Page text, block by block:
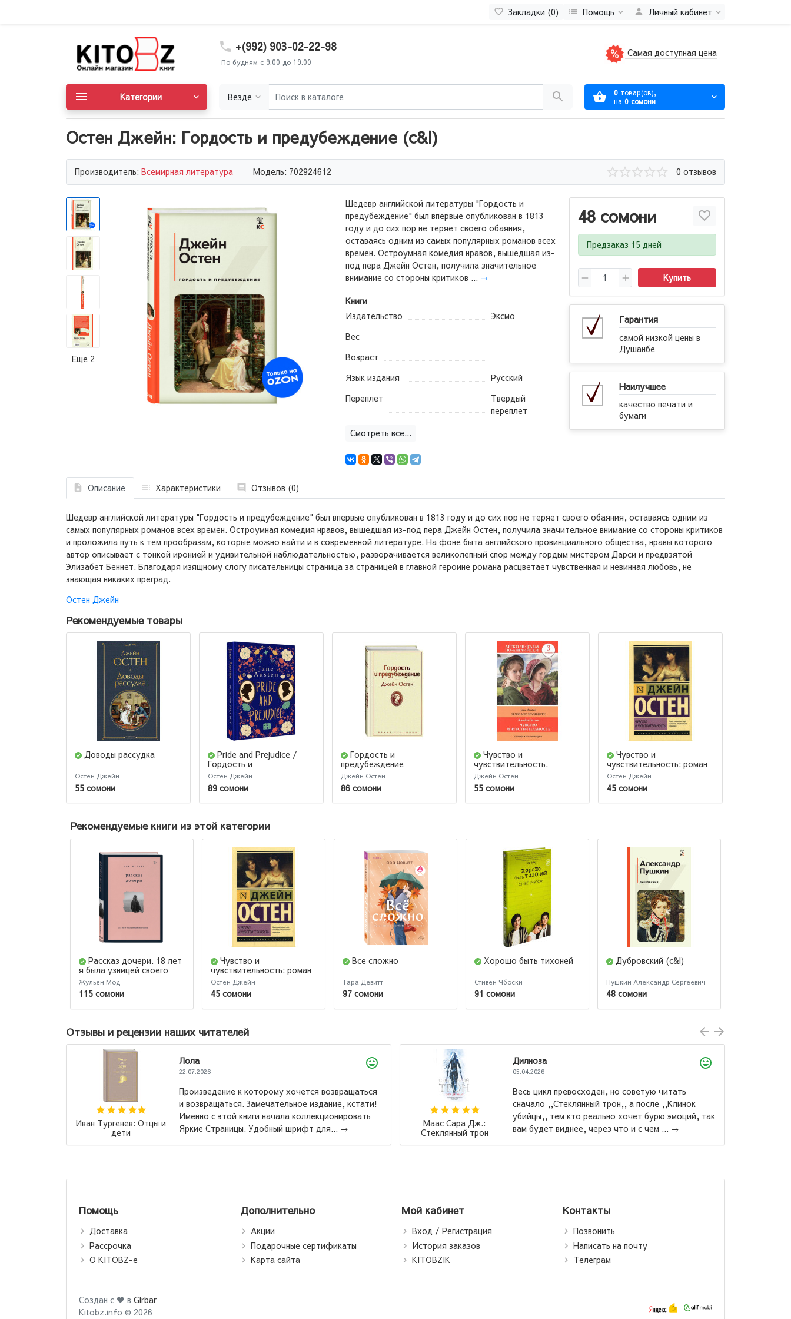
Закладки (0) Помощь Личный кабинет
+(992) 903-02-22-98
По будням с 9:00 до 19:00
Самая доступная цена
Везде 0 товар(ов),
на 0 сомони
Категории
Остен Джейн: Гордость и предубеждение (c&l)
Производитель: Всемирная литература Модель: 702924612 0 отзывов
Еще 2
48 сомони
Предзаказ 15 дней
Купить
Гарантия
самой низкой цены в
Душанбе
Наилучшее
качество печати и
бумаги
Шедевр английской литературы "Гордость и
предубеждение" был впервые опубликован в 1813
году и до сих пор не теряет своего обаяния,
оставаясь одним из самых популярных романов всех
времен. Остроумная комедия нравов, вышедшая из-
под пера Джейн Остен, получила значительное
внимание со стороны критиков ... →
Книги
Издательство
Эксмо
Вес
Возраст
Язык издания
Русский
Переплет
Твердый
переплет
Смотреть все...
Описание Характеристики Отзывов (0)
Шедевр английской литературы "Гордость и предубеждение" был впервые опубликован в 1813 году и до сих пор не теряет своего обаяния, оставаясь одним из
самых популярных романов всех времен. Остроумная комедия нравов, вышедшая из-под пера Джейн Остен, получила значительное внимание со стороны критиков
и проложила путь к тем прообразам, которые можно найти и в современной литературе. На фоне быта английского провинциального общества, нравы которого
автор описывает с тонкой иронией и удивительной наблюдательностью, разворачивается великолепный спор между гордым мистером Дарси и предвзятой
Элизабет Беннет. Благодаря изящному слогу писательницы страница за страницей в главной героине романа расцветает чувственная и невинная любовь, не
знающая никаких преград.
Остен Джейн
Рекомендуемые товары
Доводы рассудка
Остен Джейн
55 сомони
Pride and Prejudice /
Гордость и
предубеждение
Остен Джейн
89 сомони
Гордость и
предубеждение
(Подарочное издание)
Джейн Остен
86 сомони
Чувство и
чувствительность.
Уровень 3
Джейн Остен
55 сомони
Чувство и
чувствительность: роман
(М)
Остен Джейн
45 сомони
Рекомендуемые книги из этой категории
Рассказ дочери. 18 лет
я была узницей своего
отца
Жульен Мод
115 сомони
Чувство и
чувствительность: роман
(М)
Остен Джейн
45 сомони
Все сложно
Тара Девитт
97 сомони
Хорошо быть тихоней
Стивен Чбоски
91 сомони
Дубровский (c&l)
Пушкин Александр Сергеевич
48 сомони
Отзывы и рецензии наших читателей
хочется возвращаться
издание, кстати!
начала коллекционировать
Удобный шрифт для...→
Маас Сара Дж.:
Стеклянный трон
Весь цикл превосходен, но советую читать
сначало ,,Стеклянный трон,, а после ,,Клинок
убийцы,, тем кто реально хочет бурю эмоций, так
вам будет виднее, через что и с чем ...→
Наполеон Хилл: Думай
и богатей (Т)
Я бы назвал эту книгу "Лучшая книга всех
70 % книг по саморазвитие написаны по
этой книги....→
Помощь
Доставка
Рассрочка
О KITOBZ-е
Дополнительно
Акции
Подарочные сертификаты
Карта сайта
Мой кабинет
Вход / Регистрация
История заказов
KITOBZIK
Контакты
Позвонить
Написать на почту
Телеграм
Создан с ♥ в Girbar
Kitobz.info © 2026